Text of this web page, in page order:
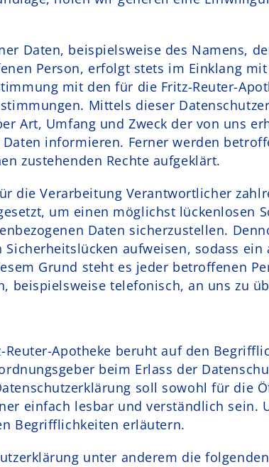
Daten, beispielsweise des Namens,
Person, erfolgt stets im Einklang
mit den für die Fritz-Reuter-
Mittels dieser
Art, Umfang und Zweck der von uns
informieren. Ferner werden
zustehenden Rechte aufgeklärt.
die Verarbeitung Verantwortlicher
um einen möglichst lückenlosen
Daten sicherzustellen.
aufweisen, sodass
Grund steht es jeder betroffenen
beispielsweise telefonisch, an uns zu
Reuter-Apotheke beruht auf den
beim Erlass der
soll sowohl für die
einfach lesbar und verständlich sein.
Begrifflichkeiten erläutern.
unter anderem die